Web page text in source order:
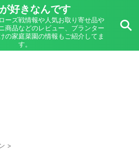
好きなんです
ーズ戦情報や人気お取り寄せ品や
商品などのレビュー、プランター
の家庭菜園の情報もご紹介してま
す。
>